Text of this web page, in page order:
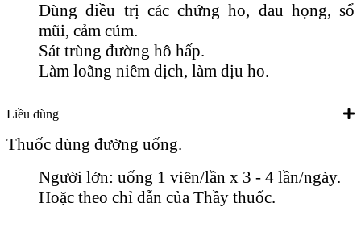
Dùng điều trị các chứng ho, đau họng, sổ
mũi, cảm cúm.
Sát trùng đường hô hấp.
Làm loãng niêm dịch, làm dịu ho.
Liều dùng
Thuốc dùng đường uống.
Người lớn: uống 1 viên/lần x 3 - 4 lần/ngày.
Hoặc theo chỉ dẫn của Thầy thuốc.